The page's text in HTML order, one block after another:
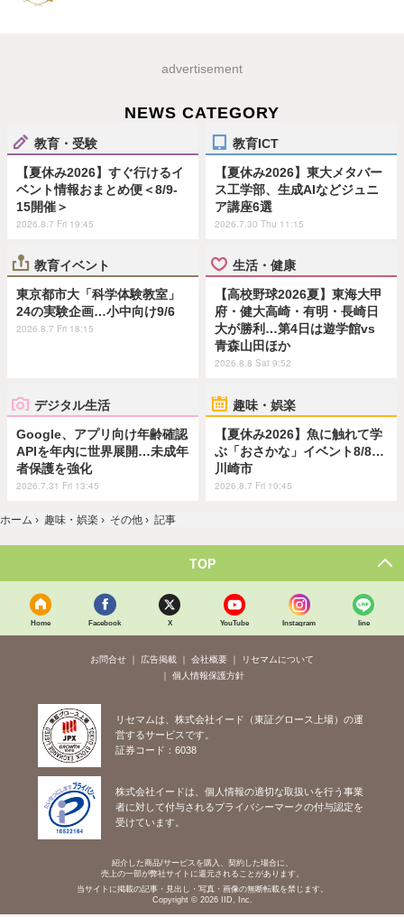
advertisement
NEWS CATEGORY
教育・受験
【夏休み2026】すぐ行けるイ
ベント情報おまとめ便＜8/9-
15開催＞
2026.8.7 Fri 19:45
教育ICT
【夏休み2026】東大メタバー
ス工学部、生成AIなどジュニ
ア講座6選
2026.7.30 Thu 11:15
教育イベント
東京都市大「科学体験教室」
24の実験企画…小中向け9/6
2026.8.7 Fri 18:15
生活・健康
【高校野球2026夏】東海大甲
府・健大高崎・有明・長崎日
大が勝利…第4日は遊学館vs
青森山田ほか
2026.8.8 Sat 9:52
デジタル生活
Google、アプリ向け年齢確認
APIを年内に世界展開…未成年
者保護を強化
2026.7.31 Fri 13:45
趣味・娯楽
【夏休み2026】魚に触れて学
ぶ「おさかな」イベント8/8…
川崎市
2026.8.7 Fri 10:45
ホーム › 趣味・娯楽 › その他 › 記事
TOP
Home Facebook X YouTube Instagram line
お問合せ 広告掲載 会社概要
リセマムについて
個人情報保護方針
リセマムは、株式会社イード（東証グロース上場）の運
営するサービスです。
証券コード：6038
株式会社イードは、個人情報の適切な取扱いを行う事業
者に対して付与されるプライバシーマークの付与認定を
受けています。
紹介した商品/サービスを購入、契約した場合に、
売上の一部が弊社サイトに還元されることがあります。
当サイトに掲載の記事・見出し・写真・画像の無断転載を禁じます。
Copyright © 2026 IID, Inc.